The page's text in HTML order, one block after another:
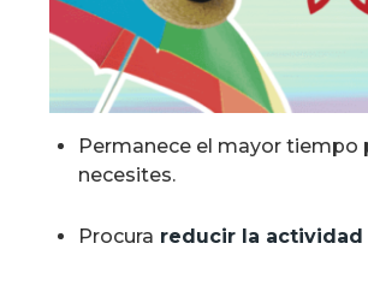
Permanece el mayor tiempo
necesites.
Procura reducir la actividad